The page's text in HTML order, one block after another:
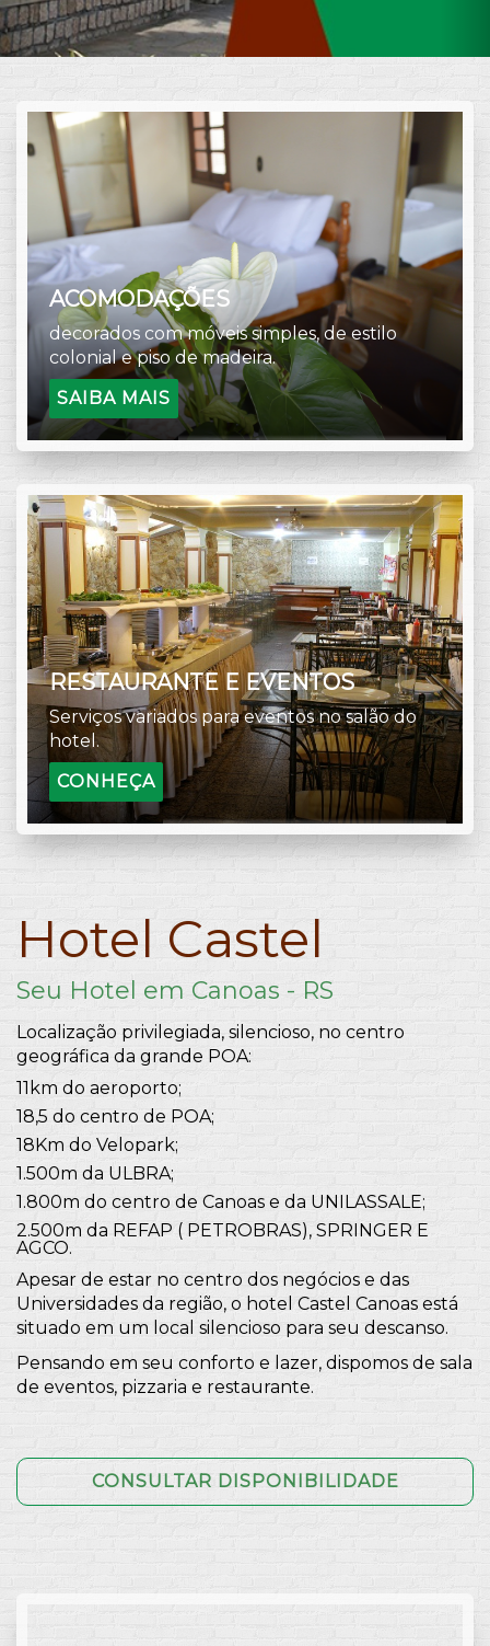
ACOMODAÇÕES
decorados com móveis simples, de estilo
colonial e piso de madeira.
SAIBA MAIS
RESTAURANTE E EVENTOS
Serviços variados para eventos no salão do
hotel.
CONHEÇA
Hotel Castel
Seu Hotel em Canoas - RS
Localização privilegiada, silencioso, no centro
geográfica da grande POA:
11km do aeroporto;
18,5 do centro de POA;
18Km do Velopark;
1.500m da ULBRA;
1.800m do centro de Canoas e da UNILASSALE;
2.500m da REFAP ( PETROBRAS), SPRINGER E
AGCO.
Apesar de estar no centro dos negócios e das
Universidades da região, o hotel Castel Canoas está
situado em um local silencioso para seu descanso.
Pensando em seu conforto e lazer, dispomos de sala
de eventos, pizzaria e restaurante.
CONSULTAR DISPONIBILIDADE